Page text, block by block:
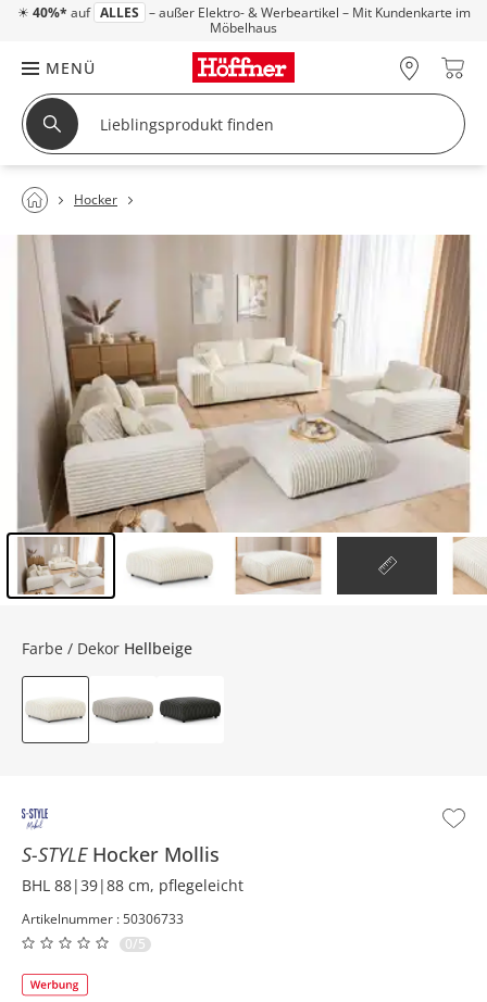
☀ 40%* auf ALLES – außer Elektro- & Werbeartikel – Mit Kundenkarte im
Möbelhaus
MENÜ
Hocker
S-STYLE Hocker Mollis
BHL 88|39|88 cm, pflegeleicht
Artikelnummer : 50306733
0/5
Farbe / Dekor Hellbeige